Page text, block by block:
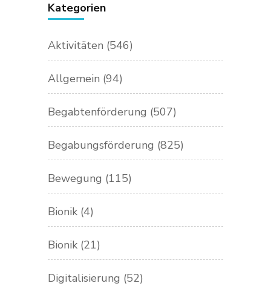
Kategorien
Aktivitäten (546)
Allgemein (94)
Begabtenförderung (507)
Begabungsförderung (825)
Bewegung (115)
Bionik (4)
Bionik (21)
Digitalisierung (52)